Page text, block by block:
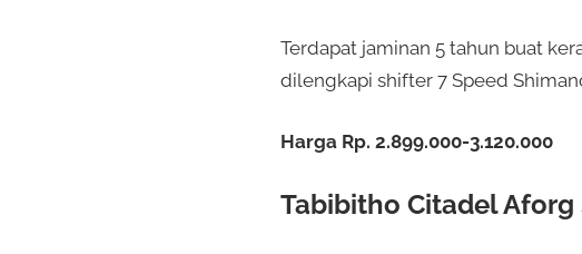
Terdapat jaminan 5 tahun buat
dilengkapi shifter 7 Speed
Harga Rp. 2.899.000-3.120.000
Tabibitho Citadel Aforg